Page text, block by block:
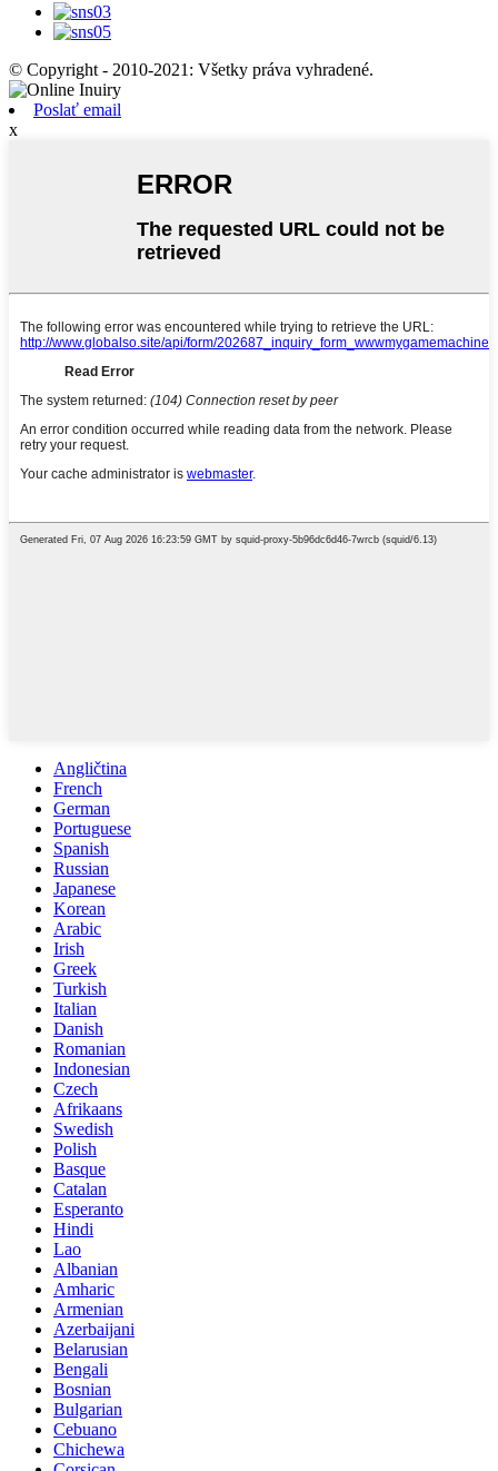
© Copyright - 2010-2021: Všetky práva vyhradené.
Poslať email
x
Angličtina
French
German
Portuguese
Spanish
Russian
Japanese
Korean
Arabic
Irish
Greek
Turkish
Italian
Danish
Romanian
Indonesian
Czech
Afrikaans
Swedish
Polish
Basque
Catalan
Esperanto
Hindi
Lao
Albanian
Amharic
Armenian
Azerbaijani
Belarusian
Bengali
Bosnian
Bulgarian
Cebuano
Chichewa